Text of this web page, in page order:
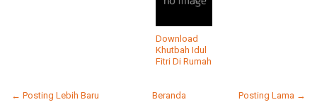
Download
Khutbah Idul
Fitri Di Rumah
← Posting Lebih Baru Posting Lama →
Beranda